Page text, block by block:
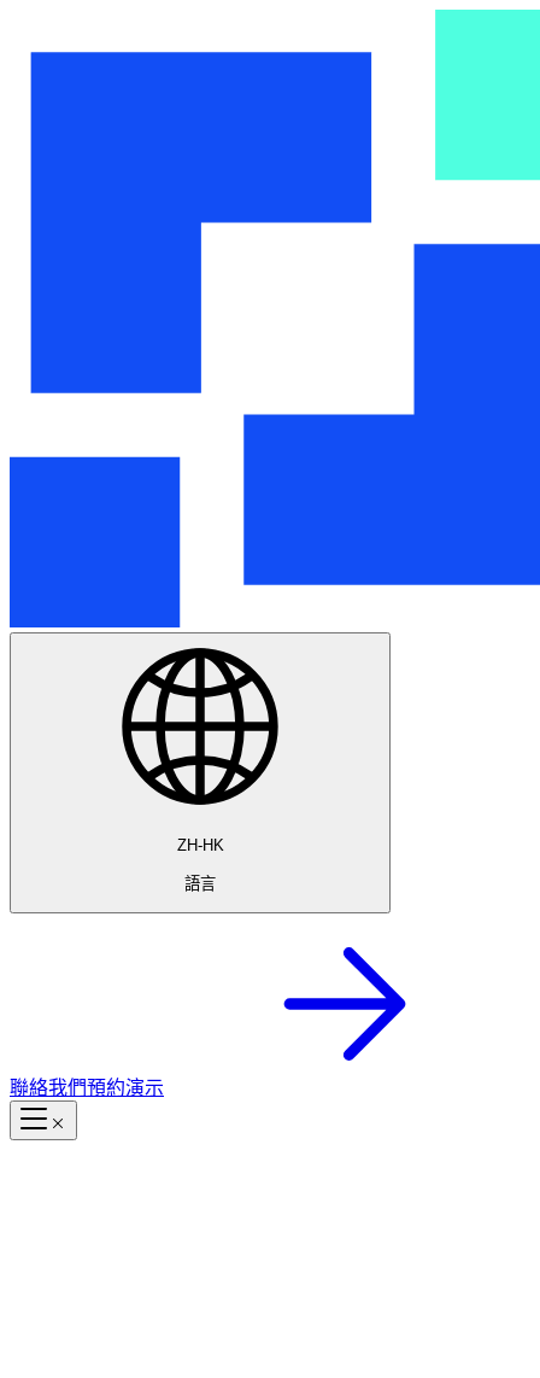
ZH-HK
語言
聯絡我們預約演示